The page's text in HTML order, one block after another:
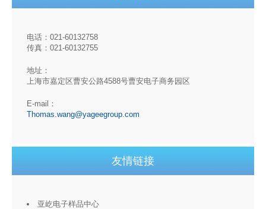
电话：021-60132758
传真：021-60132755
地址：
上海市嘉定区曹安公路4588号曹安电子商务园区
E-mail：
Thomas.wang@yageegroup.com
友情链接
亚屹电子样品中心